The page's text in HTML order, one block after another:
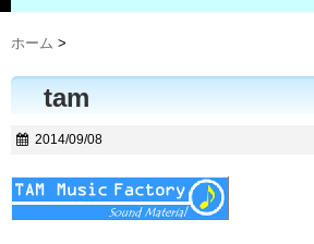
ホーム >
tam
2014/09/08